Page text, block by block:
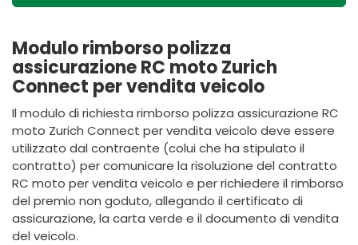
Modulo rimborso polizza
assicurazione RC moto Zurich
Connect per vendita veicolo
Il modulo di richiesta rimborso polizza assicurazione RC
moto Zurich Connect per vendita veicolo deve essere
utilizzato dal contraente (colui che ha stipulato il
contratto) per comunicare la risoluzione del contratto
RC moto per vendita veicolo e per richiedere il rimborso
del premio non goduto, allegando il certificato di
assicurazione, la carta verde e il documento di vendita
del veicolo.